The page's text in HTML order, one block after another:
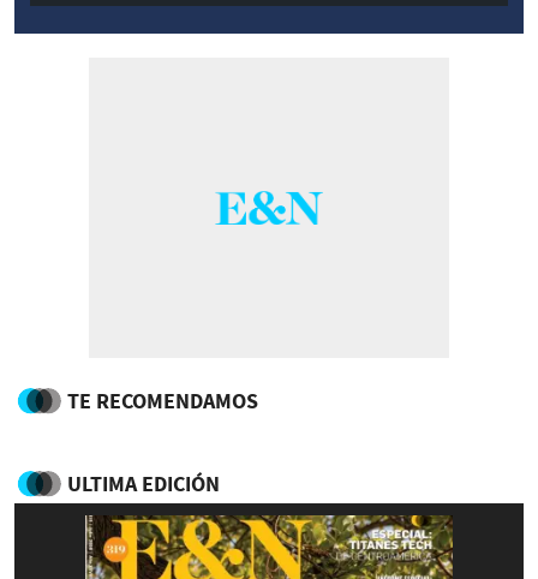
TE RECOMENDAMOS
ULTIMA EDICIÓN